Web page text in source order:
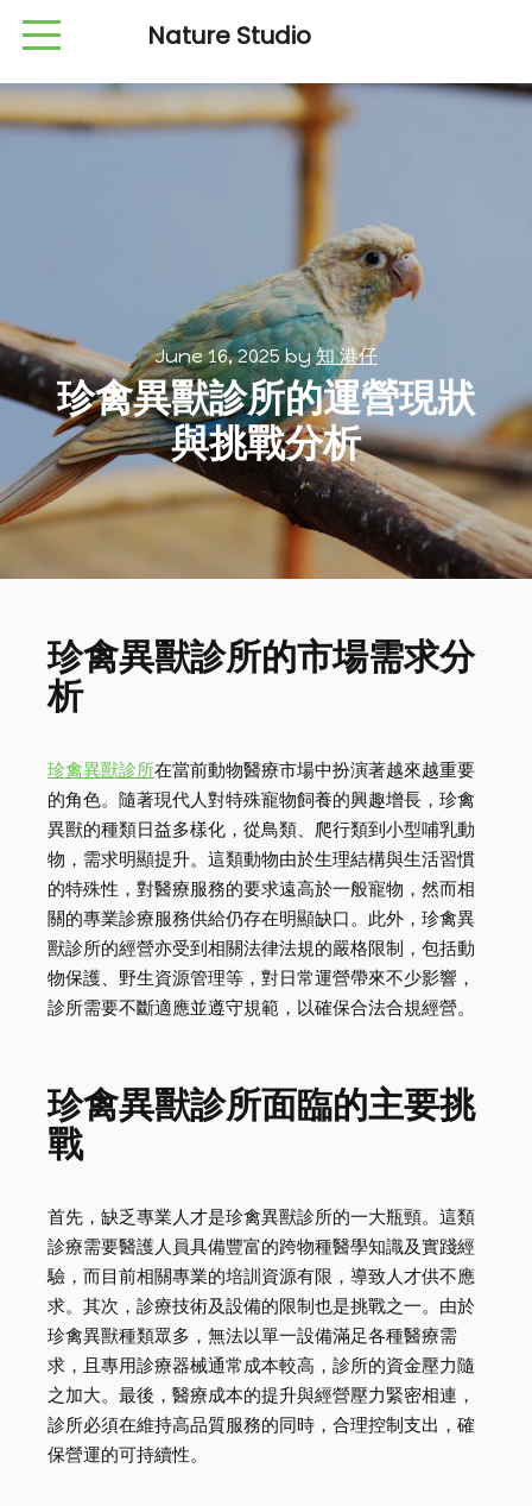
Nature Studio
June 16, 2025by知 港仔
珍禽異獸診所的運營現狀
與挑戰分析
珍禽異獸診所的市場需求分
析
珍禽異獸診所在當前動物醫療市場中扮演著越來越重要
的角色。隨著現代人對特殊寵物飼養的興趣增長，珍禽
異獸的種類日益多樣化，從鳥類、爬行類到小型哺乳動
物，需求明顯提升。這類動物由於生理結構與生活習慣
的特殊性，對醫療服務的要求遠高於一般寵物，然而相
關的專業診療服務供給仍存在明顯缺口。此外，珍禽異
獸診所的經營亦受到相關法律法規的嚴格限制，包括動
物保護、野生資源管理等，對日常運營帶來不少影響，
診所需要不斷適應並遵守規範，以確保合法合規經營。
珍禽異獸診所面臨的主要挑
戰
首先，缺乏專業人才是珍禽異獸診所的一大瓶頸。這類
診療需要醫護人員具備豐富的跨物種醫學知識及實踐經
驗，而目前相關專業的培訓資源有限，導致人才供不應
求。其次，診療技術及設備的限制也是挑戰之一。由於
珍禽異獸種類眾多，無法以單一設備滿足各種醫療需
求，且專用診療器械通常成本較高，診所的資金壓力隨
之加大。最後，醫療成本的提升與經營壓力緊密相連，
診所必須在維持高品質服務的同時，合理控制支出，確
保營運的可持續性。